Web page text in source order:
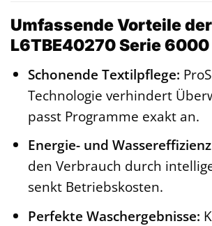
Umfassende Vorteile der
L6TBE40270 Serie 6000
Schonende Textilpflege:
Technologie verhindert
passt Programme exakt an.
Energie- und
den Verbrauch durch
senkt Betriebskosten.
Perfekte Waschergebnisse: